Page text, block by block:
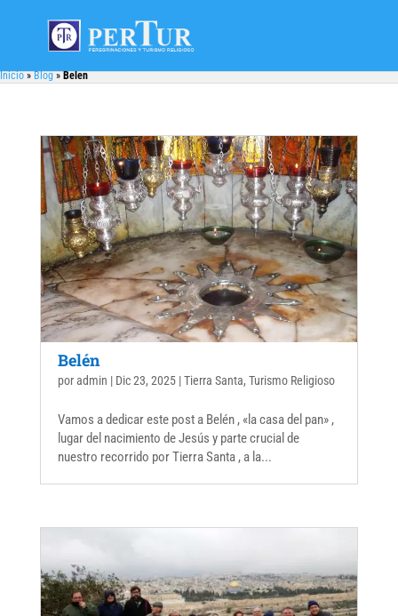
Inicio»Blog»Belen
Belén
poradmin | Dic 23, 2025|Tierra Santa, Turismo Religioso
Vamos a dedicar este post a Belén , «la casa del pan» ,
lugar del nacimiento de Jesús y parte crucial de
nuestro recorrido por Tierra Santa , a la...